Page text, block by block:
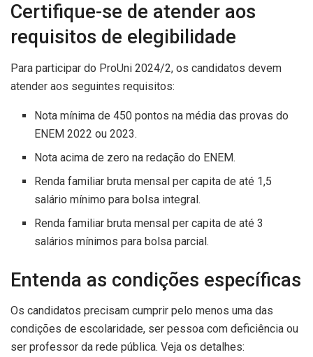
Certifique-se de atender aos
requisitos de elegibilidade
Para participar do ProUni 2024/2, os candidatos devem
atender aos seguintes requisitos:
Nota mínima de 450 pontos na média das provas do
ENEM 2022 ou 2023.
Nota acima de zero na redação do ENEM.
Renda familiar bruta mensal per capita de até 1,5
salário mínimo para bolsa integral.
Renda familiar bruta mensal per capita de até 3
salários mínimos para bolsa parcial.
Entenda as condições específicas
Os candidatos precisam cumprir pelo menos uma das
condições de escolaridade, ser pessoa com deficiência ou
ser professor da rede pública. Veja os detalhes: